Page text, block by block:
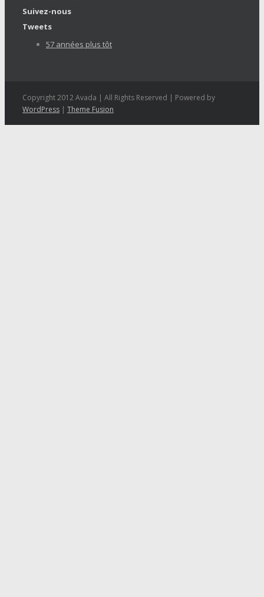
Suivez-nous
Tweets
57 années plus tôt
Copyright 2012 Avada | All Rights Reserved | Powered by
WordPress | Theme Fusion